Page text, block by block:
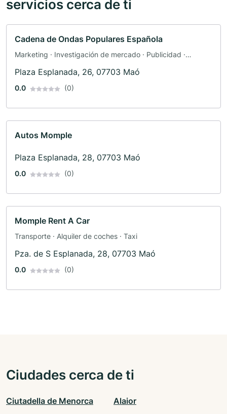
servicios cerca de ti
Cadena de Ondas Populares Española
Marketing · Investigación de mercado · Publicidad ·
Plaza Esplanada, 26, 07703 Maó
0.0 (0)
Autos Momple
Plaza Esplanada, 28, 07703 Maó
0.0 (0)
Momple Rent A Car
Transporte · Alquiler de coches · Taxi
Pza. de S Esplanada, 28, 07703 Maó
0.0 (0)
Ciudades cerca de ti
Ciutadella de Menorca Alaior